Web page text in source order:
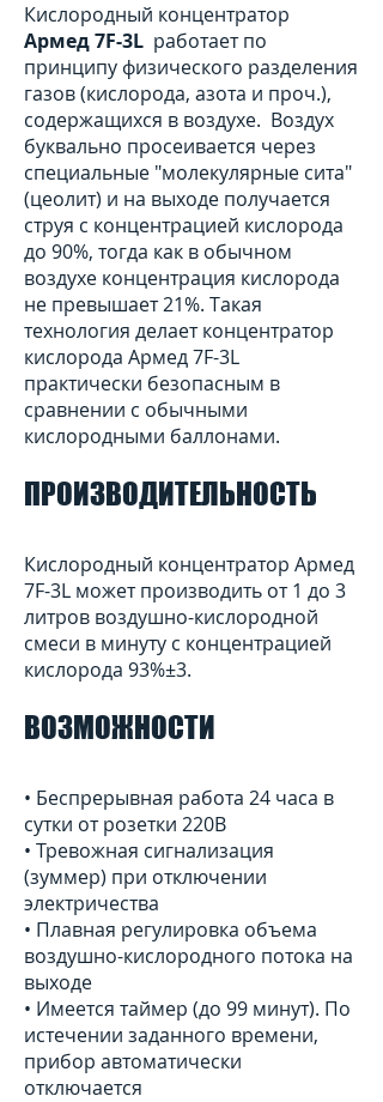
Кислородный концентратор
Армед 7F-3L работает по
принципу физического разделения
газов (кислорода, азота и проч.),
содержащихся в воздухе. Воздух
буквально просеивается через
специальные "молекулярные сита"
(цеолит) и на выходе получается
струя с концентрацией кислорода
до 90%, тогда как в обычном
воздухе концентрация кислорода
не превышает 21%. Такая
технология делает концентратор
кислорода Армед 7F-3L
практически безопасным в
сравнении с обычными
кислородными баллонами.
ПРОИЗВОДИТЕЛЬНОСТЬ
Кислородный концентратор Армед
7F-3L может производить от 1 до 3
литров воздушно-кислородной
смеси в минуту с концентрацией
кислорода 93%±3.
ВОЗМОЖНОСТИ
• Беспрерывная работа 24 часа в
сутки от розетки 220В
• Тревожная сигнализация
(зуммер) при отключении
электричества
• Плавная регулировка объема
воздушно-кислородного потока на
выходе
• Имеется таймер (до 99 минут). По
истечении заданного времени,
прибор автоматически
отключается